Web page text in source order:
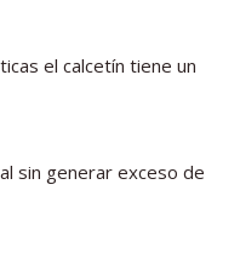
el calcetín tiene un
sin generar exceso de